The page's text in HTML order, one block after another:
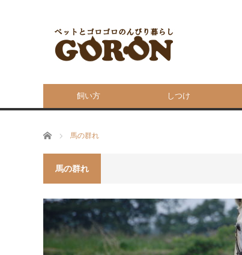
飼い方 しつけ
ホーム 馬の群れ
馬の群れ